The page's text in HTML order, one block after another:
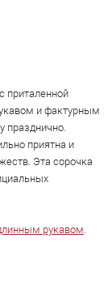
приталенной
и фактурным
празднично.
приятна и
Эта сорочка
рукавом.